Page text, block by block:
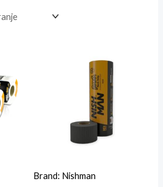
Brand: Nishman